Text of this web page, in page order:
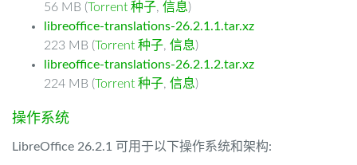
56 MB (Torrent 种子, 信息)
libreoffice-translations-26.2.1.1.tar.xz
223 MB (Torrent 种子, 信息)
libreoffice-translations-26.2.1.2.tar.xz
224 MB (Torrent 种子, 信息)
操作系统
LibreOffice 26.2.1 可用于以下操作系统和架构: